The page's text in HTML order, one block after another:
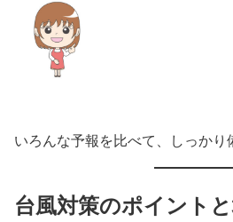
いろんな予報を比べて、しっかり
台風対策のポイント